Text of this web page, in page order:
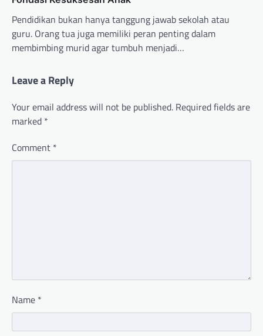
Pendidikan bukan hanya tanggung jawab sekolah atau
guru. Orang tua juga memiliki peran penting dalam
membimbing murid agar tumbuh menjadi…
Leave a Reply
Your email address will not be published. Required fields are
marked *
Comment *
Name *